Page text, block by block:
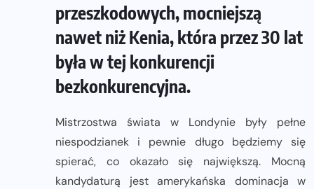
przeszkodowych, mocniejszą
nawet niż Kenia, która przez 30 lat
była w tej konkurencji
bezkonkurencyjna.
Mistrzostwa świata w Londynie były pełne
niespodzianek i pewnie długo będziemy się
spierać, co okazało się największą. Mocną
kandydaturą jest amerykańska dominacja w